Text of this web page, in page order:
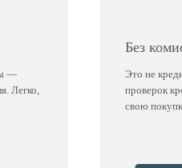
—
Легко,
Без
Это не
проверок
свою